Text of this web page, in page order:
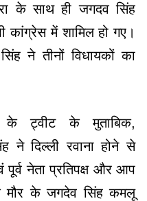
के साथ ही जगदव सिंह
कांग्रेस में शामिल हो गए।
ने तीनों विधायकों का
के ट्वीट के मुताबिक,
ने दिल्ली रवाना होने से
नेता प्रतिपक्ष और आप
मौर के जगदेव सिंह कमलू